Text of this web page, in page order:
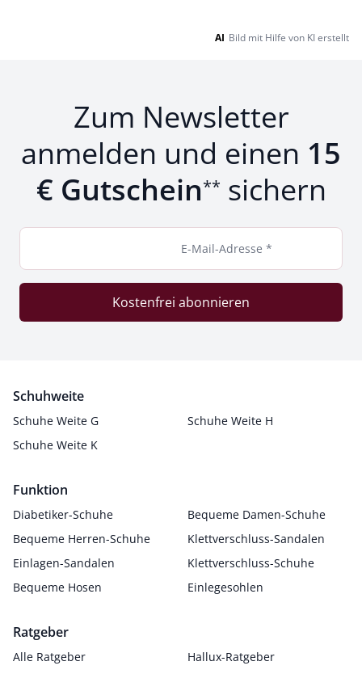
AI Bild mit Hilfe von KI erstellt
Zum Newsletter
anmelden und einen 15
€ Gutschein** sichern
E-Mail-Adresse *
Kostenfrei abonnieren
Schuhweite
Schuhe Weite G
Schuhe Weite H
Schuhe Weite K
Funktion
Diabetiker-Schuhe
Bequeme Damen-Schuhe
Bequeme Herren-Schuhe
Klettverschluss-Sandalen
Einlagen-Sandalen
Klettverschluss-Schuhe
Bequeme Hosen
Einlegesohlen
Ratgeber
Alle Ratgeber
Hallux-Ratgeber